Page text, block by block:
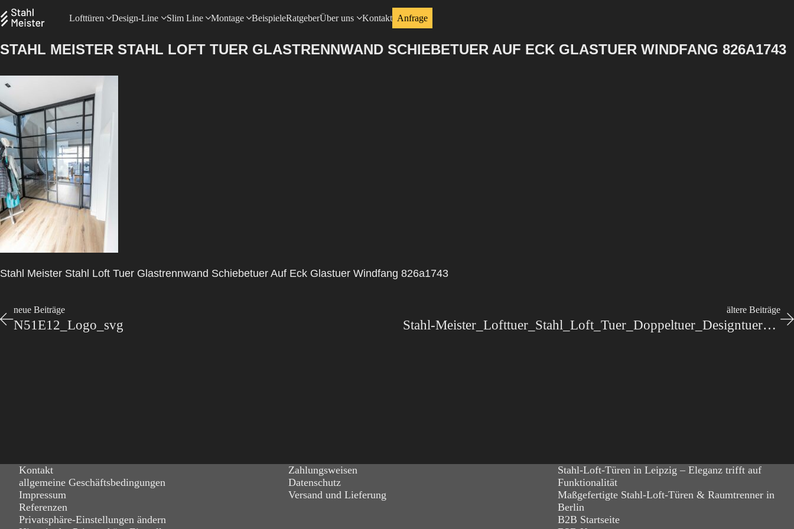
Lofttüren Design-Line Slim Line Montage BeispieleRatgeberÜber uns Kontakt Anfrage
STAHL MEISTER STAHL LOFT TUER GLASTRENNWAND SCHIEBETUER AUF ECK GLASTUER WINDFANG 826A1743
Stahl Meister Stahl Loft Tuer Glastrennwand Schiebetuer Auf Eck Glastuer Windfang 826a1743
Stahl-Meister_Lofttuer_Stahl_Loft_Tuer_Doppeltuer_Designtuer_Windfang_Wohnzimmer-slim-line_IMG_2451
ältere Beiträge
N51E12_Logo_svg
neue Beiträge
Kontakt
allgemeine Geschäftsbedingungen
Impressum
Referenzen
Privatsphäre-Einstellungen ändern
Zahlungsweisen
Datenschutz
Versand und Lieferung
Stahl-Loft-Türen in Leipzig – Eleganz trifft auf
Funktionalität
Maßgefertigte Stahl-Loft-Türen & Raumtrenner in
Berlin
B2B Startseite